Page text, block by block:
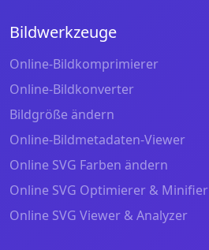
Bildwerkzeuge
Online-Bildkomprimierer
Online-Bildkonverter
Bildgröße ändern
Online-Bildmetadaten-Viewer
Online SVG Farben ändern
Online SVG Optimierer & Minifier
Online SVG Viewer & Analyzer